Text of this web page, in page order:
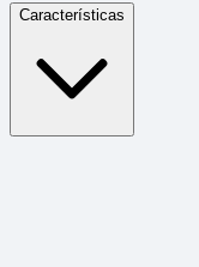
Características